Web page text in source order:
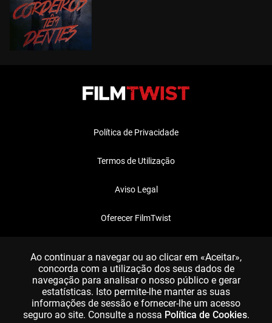
Política de Privacidade
Termos de Utilização
Aviso Legal
Oferecer FilmTwist
Ao continuar a navegar ou ao clicar em «Aceitar»,
concorda com a utilização dos seus dados de
navegação para analisar o nosso público e gerar
estatísticas. Isto permite-lhe manter as suas
informações de sessão e fornecer-lhe um acesso
seguro ao site. Consulte a nossa Política de Cookies.